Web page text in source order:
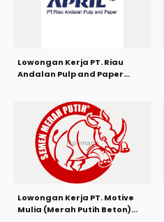
Lowongan Kerja PT. Riau
Andalan Pulp and Paper
Lowongan Kerja PT. Motive
Mulia (Merah Putih Beton)